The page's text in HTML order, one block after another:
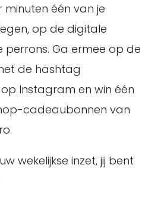
één van je
op de digitale
Ga ermee op de
de hashtag
Instagram en win één
cadeaubonnen van
wekelijkse inzet, jij bent